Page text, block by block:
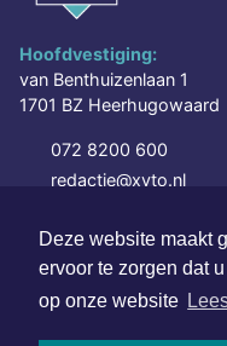
Deze website maakt
ervoor te zorgen dat
op onze website
Hoofdvestiging:
van Benthuizenlaan 1
1701 BZ Heerhugowaard
072 8200 600
redactie@xyto.nl
SOCIAL MEDIA